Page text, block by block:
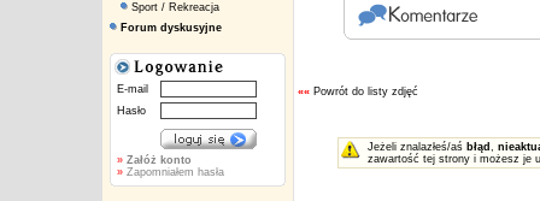
Sport / Rekreacja
Forum dyskusyjne
E-mail
Hasło
» Załóż konto
» Zapomniałem hasła
«« Powrót do listy zdjęć
Jeżeli znalazłeś/aś błąd ,
zawartość tej strony i możesz je